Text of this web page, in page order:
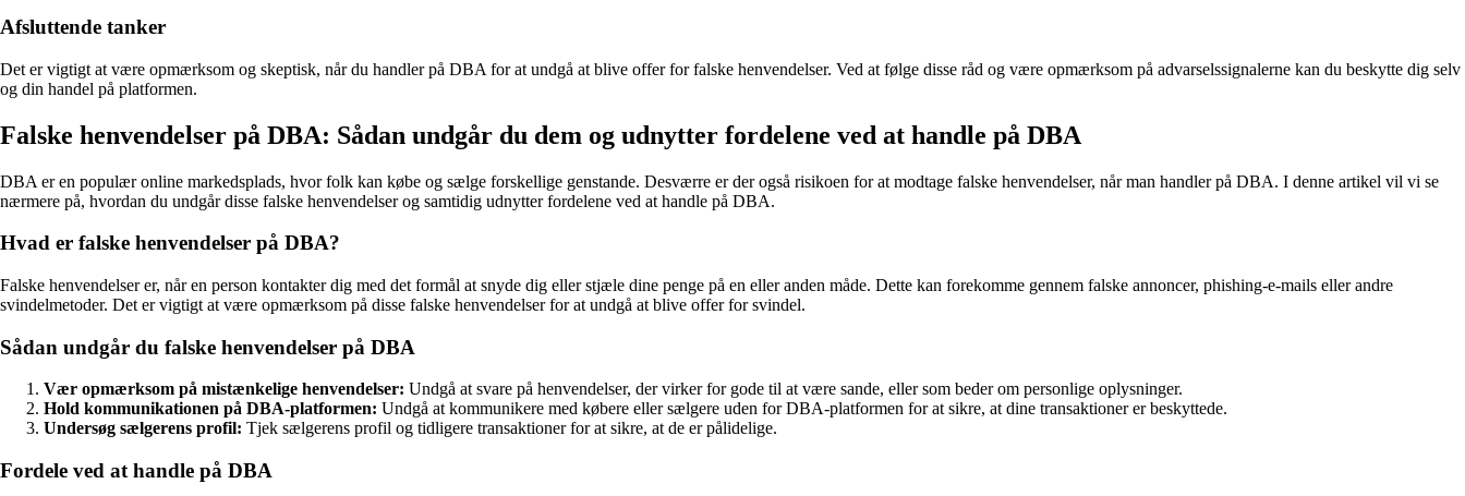
Afsluttende tanker
Det er vigtigt at være opmærksom og skeptisk, når du handler på DBA for at undgå at blive offer for falske henvendelser. Ved at følge disse råd og være opmærksom på advarselssignalerne kan du beskytte dig selv
og din handel på platformen.
Falske henvendelser på DBA: Sådan undgår du dem og udnytter fordelene ved at handle på DBA
DBA er en populær online markedsplads, hvor folk kan købe og sælge forskellige genstande. Desværre er der også risikoen for at modtage falske henvendelser, når man handler på DBA. I denne artikel vil vi se
nærmere på, hvordan du undgår disse falske henvendelser og samtidig udnytter fordelene ved at handle på DBA.
Hvad er falske henvendelser på DBA?
Falske henvendelser er, når en person kontakter dig med det formål at snyde dig eller stjæle dine penge på en eller anden måde. Dette kan forekomme gennem falske annoncer, phishing-e-mails eller andre
svindelmetoder. Det er vigtigt at være opmærksom på disse falske henvendelser for at undgå at blive offer for svindel.
Sådan undgår du falske henvendelser på DBA
Vær opmærksom på mistænkelige henvendelser: Undgå at svare på henvendelser, der virker for gode til at være sande, eller som beder om personlige oplysninger.
Hold kommunikationen på DBA-platformen: Undgå at kommunikere med købere eller sælgere uden for DBA-platformen for at sikre, at dine transaktioner er beskyttede.
Undersøg sælgerens profil: Tjek sælgerens profil og tidligere transaktioner for at sikre, at de er pålidelige.
Fordele ved at handle på DBA